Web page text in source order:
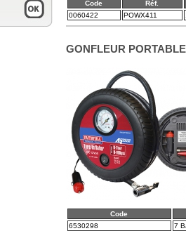
Code
Réf.
0060422
POWX411
GONFLEUR
Code
6530298
7